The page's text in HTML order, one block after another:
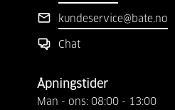
kundeservice@bate.no
Chat
Åpningstider
Man - ons: 08:00 - 13:00